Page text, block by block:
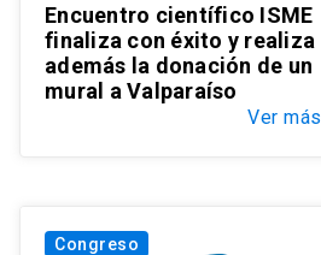
Encuentro científico ISME
finaliza con éxito y realiza
además la donación de un
mural a Valparaíso
Ver más
Congreso